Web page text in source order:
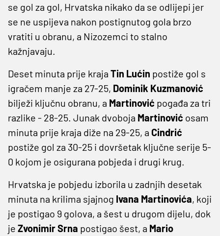
se gol za gol, Hrvatska nikako da se odlijepi jer
se ne uspijeva nakon postignutog gola brzo
vratiti u obranu, a Nizozemci to stalno
kažnjavaju.
Deset minuta prije kraja Tin Lućin postiže gol s
igračem manje za 27-25, Dominik Kuzmanović
bilježi ključnu obranu, a Martinović pogađa za tri
razlike - 28-25. Junak dvoboja Martinović osam
minuta prije kraja diže na 29-25, a Cindrić
postiže gol za 30-25 i dovršetak ključne serije 5-
0 kojom je osigurana pobjeda i drugi krug.
Hrvatska je pobjedu izborila u zadnjih desetak
minuta na krilima sjajnog Ivana Martinovića, koji
je postigao 9 golova, a šest u drugom dijelu, dok
je Zvonimir Srna postigao šest, a Mario